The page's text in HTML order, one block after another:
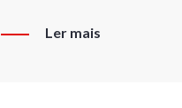
Ler mais